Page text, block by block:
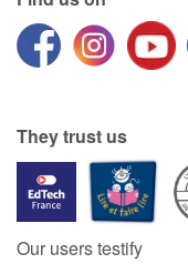
They trust us
Our users testify